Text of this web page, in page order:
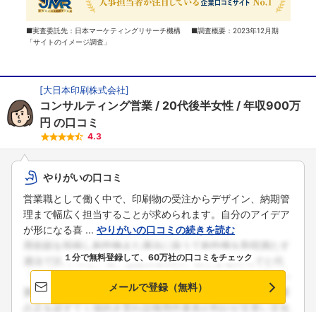
■実査委託先：日本マーケティングリサーチ機構 ■調査概要：2023年12月期
「サイトのイメージ調査」
[大日本印刷株式会社]
コンサルティング営業 20代後半女性
年収900万
円 の口コミ
4.3
やりがいの口コミ
営業職として働く中で、印刷物の受注からデザイン、納期管
理まで幅広く担当することが求められます。自分のアイデア
が形になる喜 ... やりがいの口コミの続きを読む
１分で無料登録して、60万社の口コミをチェック
メールで登録（無料）